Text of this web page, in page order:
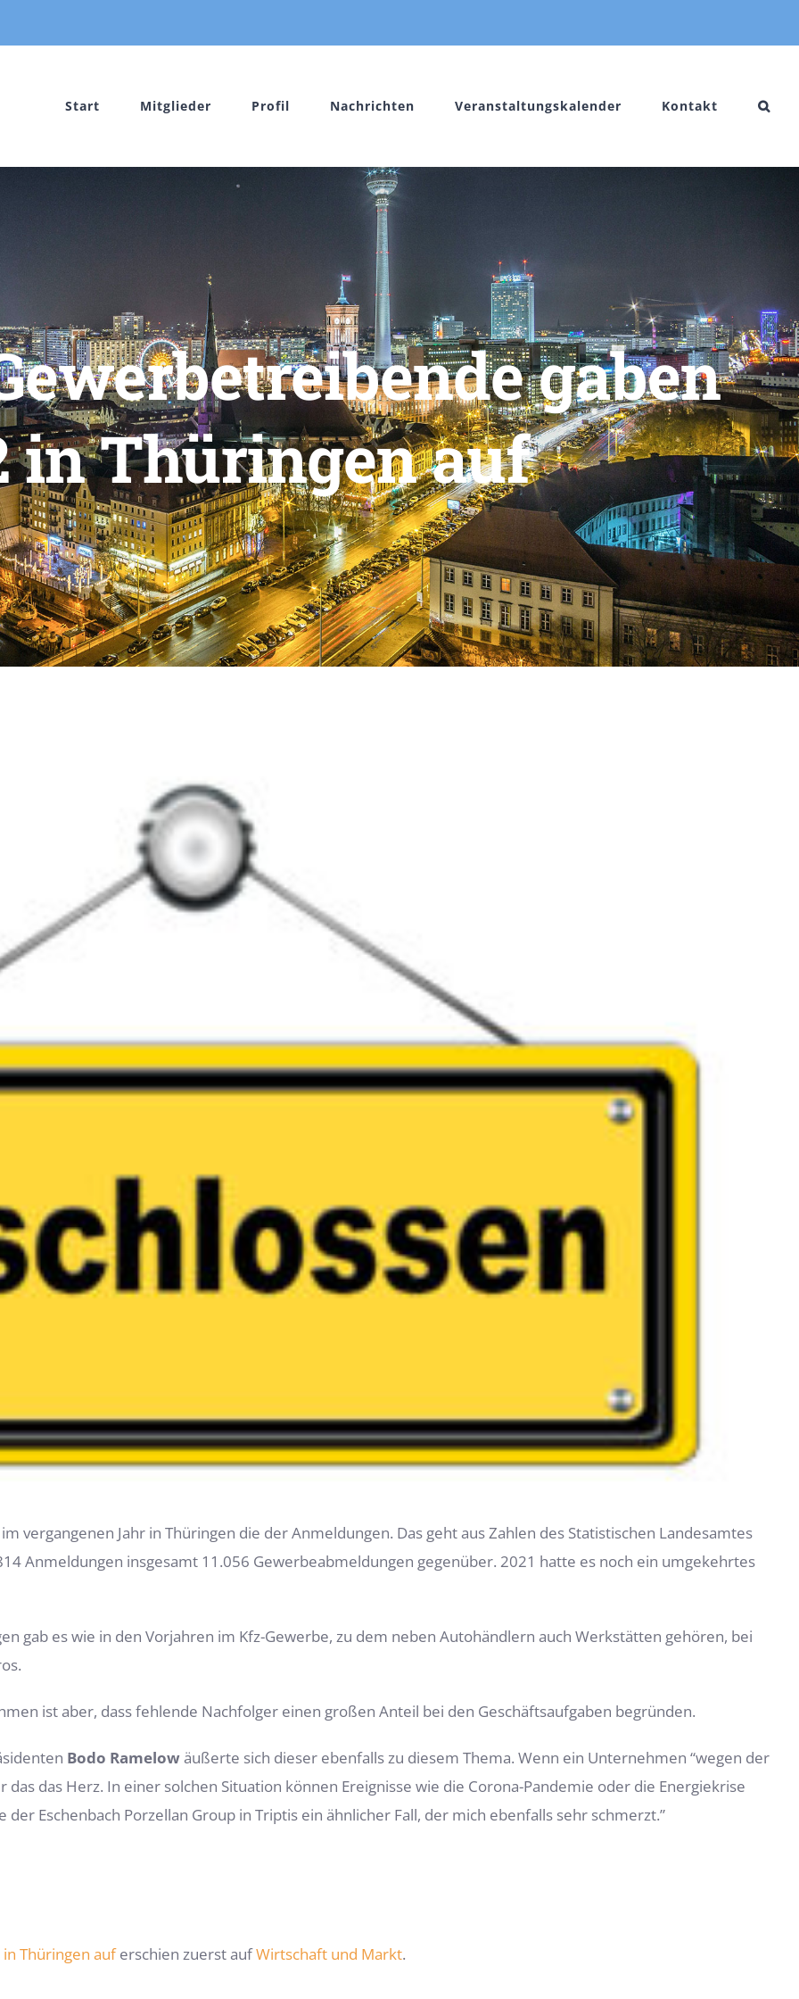
Start Mitglieder Profil Nachrichten Veranstaltungskalender Kontakt
gaben
in Thüringen auf
vergangenen Jahr in Thüringen die der Anmeldungen. Das geht aus Zahlen des Statistischen Landesamtes
Anmeldungen insgesamt 11.056 Gewerbeabmeldungen gegenüber. 2021 hatte es noch ein umgekehrtes
gab es wie in den Vorjahren im Kfz-Gewerbe, zu dem neben Autohändlern auch Werkstätten gehören, bei
ist aber, dass fehlende Nachfolger einen großen Anteil bei den Geschäftsaufgaben begründen.
Bodo Ramelowäußerte sich dieser ebenfalls zu diesem Thema. Wenn ein Unternehmen “wegen der
das Herz. In einer solchen Situation können Ereignisse wie die Corona-Pandemie oder die Energiekrise
Eschenbach Porzellan Group in Triptis ein ähnlicher Fall, der mich ebenfalls sehr schmerzt.”
Thüringen auferschien zuerst aufWirtschaft und Markt.